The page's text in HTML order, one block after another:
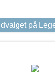
på